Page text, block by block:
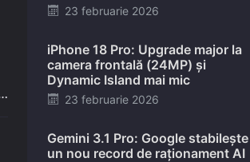
Posted
23 februarie 2026
iPhone 18 Pro: Upgrade major la
camera frontală (24MP) și
Dynamic Island mai mic
Posted
23 februarie 2026
Gemini 3.1 Pro: Google stabilește
un nou record de raționament AI